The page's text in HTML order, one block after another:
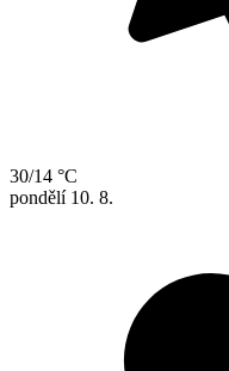
30/14 °C
pondělí 10. 8.